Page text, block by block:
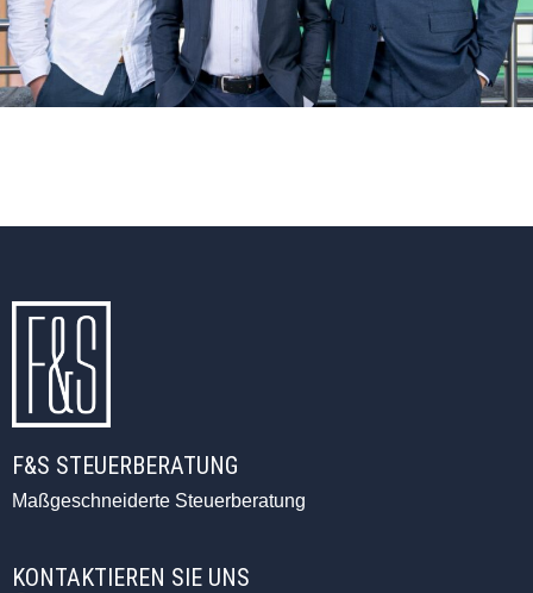
F&S STEUERBERATUNG
Maßgeschneiderte Steuerberatung
KONTAKTIEREN SIE UNS